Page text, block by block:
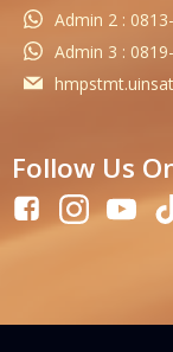
Admin 2 :
Admin 3 :
Follow Us